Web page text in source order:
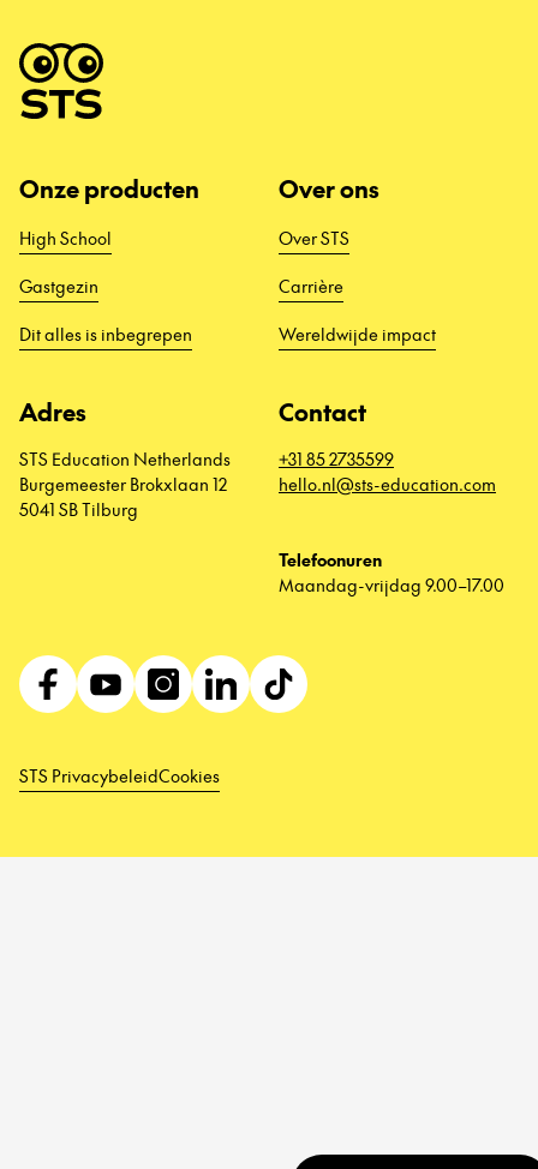
Onze producten
High School
Gastgezin
Dit alles is inbegrepen
Over ons
Over STS
Carrière
Wereldwijde impact
Adres
STS Education Netherlands
Burgemeester Brokxlaan 12
5041 SB Tilburg
Contact
+31 85 2735599
hello.nl@sts-education.com
Telefoonuren
Maandag-vrijdag 9.00–17.00
STS PrivacybeleidCookies